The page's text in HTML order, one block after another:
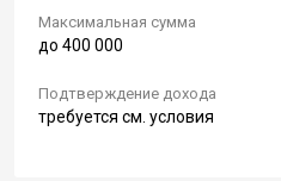
Максимальная сумма
до 400 000
Подтверждение дохода
требуется см. условия